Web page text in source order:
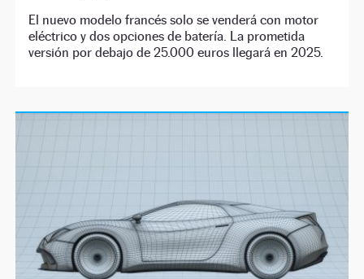
El nuevo modelo francés solo se venderá con motor
eléctrico y dos opciones de batería. La prometida
versión por debajo de 25.000 euros llegará en 2025.